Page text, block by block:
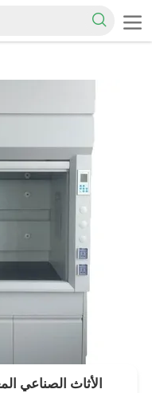
الأثاث الصناعي